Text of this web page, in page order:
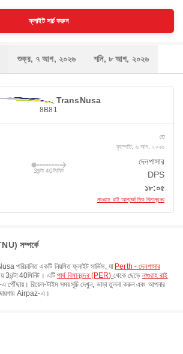
ফ্লাইট সার্চ করুন
শুক্র, ৭ আগ, ২০২৬ শনি, ৮ আগ, ২০২৬
TransNusa
8B81
3ঘন্টা 40মিনিট
তে
বৃহস্পতি, ৬ আগ, ২০২৬
দেনপাসার
DPS
১৮:০৫
নাগুরাহ রাই আন্তর্জাতিক বিমানবন্দর
সম্পর্কে
পরিচালিত একটি নিয়মিত ফ্লাইট সার্ভিস, যা Perth - দেনপাসার
3ঘন্টা 40মিনিট । এটিপার্থ বিমানবন্দর (PER) থেকে ছেড়ে নাগুরাহ রাই
-এ পৌঁছায়। রিয়েল-টাইম সময়সূচি দেখুন, ভাড়া তুলনা করুন এবং আপনার
Airpaz-এ।